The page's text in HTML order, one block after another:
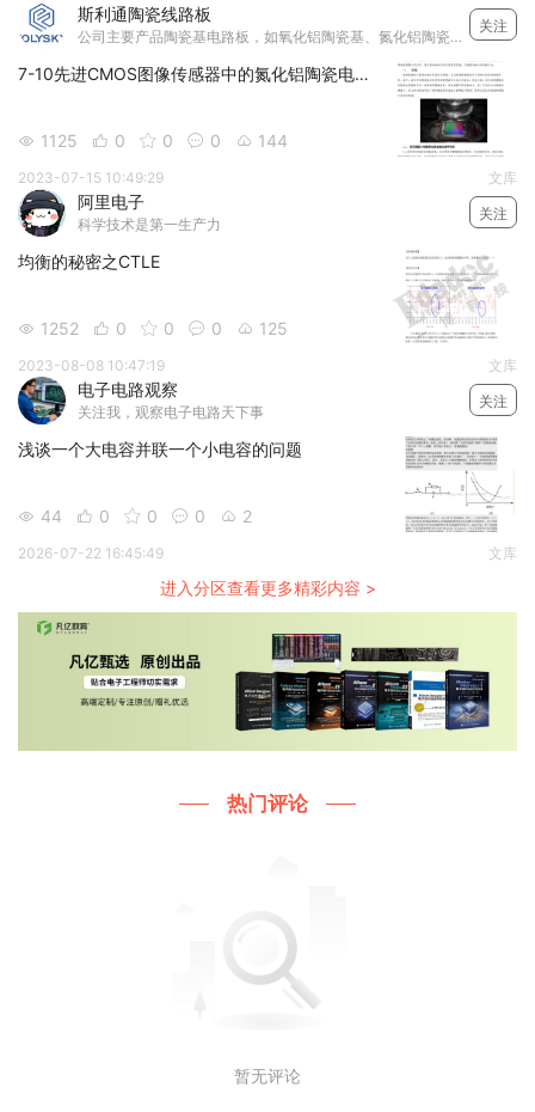
斯利通陶瓷线路板
公司主要产品陶瓷基电路板，如氧化铝陶瓷基、氮化铝陶瓷基、氧化锆陶瓷基、玻璃、石英等。
关注
7-10先进CMOS图像传感器中的氮化铝陶瓷电路板：实现高分辨率成像
 1125  0  0  0  144
2023-07-15 10:49:29 文库
阿里电子
科学技术是第一生产力
关注
均衡的秘密之CTLE
 1252  0  0  0  125
2023-08-08 10:47:19 文库
电子电路观察
关注我，观察电子电路天下事
关注
浅谈一个大电容并联一个小电容的问题
 44  0  0  0  2
2026-07-22 16:45:49 文库
进入分区查看更多精彩内容 >
热门评论
暂无评论